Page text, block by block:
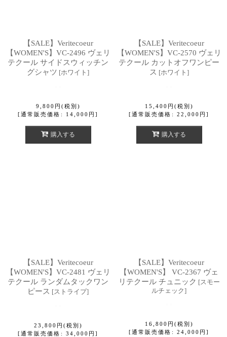
【SALE】Veritecoeur
【WOMEN'S】VC-2496 ヴェリ
テクール サイドスウィッチン
グシャツ [ホワイト ]
9,800 円 (税別)
[通常販売価格 : 14,000 円 ]
購入する
【SALE】Veritecoeur
【WOMEN'S】VC-2570 ヴェリ
テクール カットオフワンピー
ス [ホワイト ]
15,400 円 (税別)
[通常販売価格 : 22,000 円 ]
購入する
【SALE】Veritecoeur
【WOMEN'S】VC-2481 ヴェリ
テクール ランダムタックワン
ピース [ストライプ]
23,800 円 (税別)
[通常販売価格 : 34,000 円 ]
【SALE】Veritecoeur
【WOMEN'S】 VC-2367 ヴェ
リテクール チュニック [スモー
ルチェック]
16,800 円 (税別)
[通常販売価格 : 24,000 円 ]